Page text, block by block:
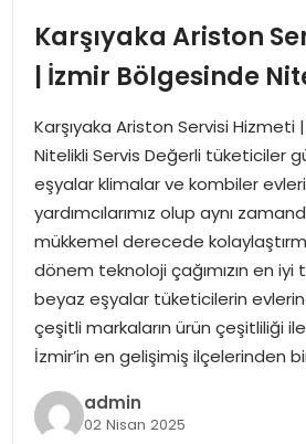
EĞITIM
SOSYAL HABER
EKONOMI
MAGAZIN
TEKNOLOJI
Karşıyaka Ariston
| İzmir Bölgesinde
Karşıyaka Ariston Servisi Hizmeti
Nitelikli Servis Değerli tüketiciler
eşyalar klimalar ve kombiler
yardımcılarımız olup aynı
mükkemel derecede
dönem teknoloji çağımızın en iyi
beyaz eşyalar tüketicilerin
çeşitli markaların ürün çeşitliliği
İzmir’in en gelişimiş ilçelerinden
admin
02 Nisan 2025